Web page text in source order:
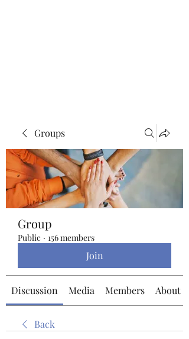
Groups
Group
Public · 156 members
Join
Discussion Media Members About
Back